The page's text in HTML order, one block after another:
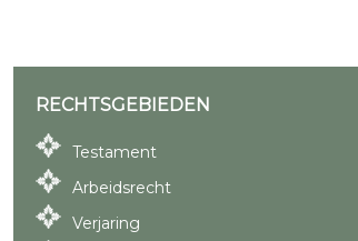
RECHTSGEBIEDEN
Testament
Arbeidsrecht
Verjaring